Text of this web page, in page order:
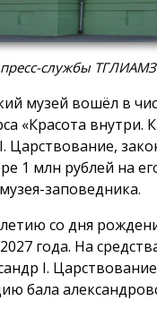
службы ТГЛИАМЗ
музей вошёл в
«Красота внутри.
Царствование,
1 млн рублей на
заповедника.
со дня
года. На
I.
бала